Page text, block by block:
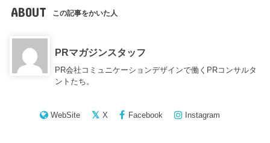
ABOUT この記事をかいた人
PRマガジンスタッフ
PR会社コミュニケーションデザインで働くPRコンサルタ
ントたち。
WebSite X Facebook Instagram